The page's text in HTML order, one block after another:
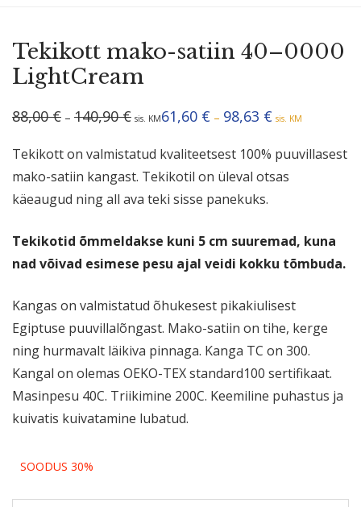
Tekikott mako-satiin 40–0000
LightCream
88,00€ – 140,90€Hinnavahemik:
88,00 €
140,90 €
sis. KM61,60 € – 98,63 € Hinnavahemik:
61,60 €
98,63 €
sis. KM
Tekikott on valmistatud kvaliteetsest 100% puuvillasest
mako-satiin kangast. Tekikotil on üleval otsas
käeaugud ning all ava teki sisse panekuks.
Tekikotid õmmeldakse kuni 5 cm suuremad, kuna
nad võivad esimese pesu ajal veidi kokku tõmbuda.
Kangas on valmistatud õhukesest pikakiulisest
Egiptuse puuvillalõngast. Mako-satiin on tihe, kerge
ning hurmavalt läikiva pinnaga. Kanga TC on 300.
Kangal on olemas OEKO-TEX standard100 sertifikaat.
Masinpesu 40C. Triikimine 200C. Keemiline puhastus ja
kuivatis kuivatamine lubatud.
SOODUS 30%